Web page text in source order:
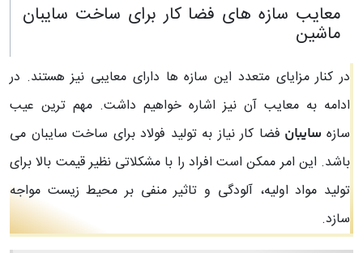
معایب سازه های فضا کار برای ساخت سایبان
ماشین
در کنار مزایای متعدد این سازه ها دارای معایبی نیز هستند. در
ادامه به معایب آن نیز اشاره خواهیم داشت. مهم ترین عیب
سازه سایبان فضا کار نیاز به تولید فولاد برای ساخت سایبان می
باشد. این امر ممکن است افراد را با مشکلاتی نظیر قیمت بالا برای
تولید مواد اولیه، آلودگی و تاثیر منفی بر محیط زیست مواجه
سازد.